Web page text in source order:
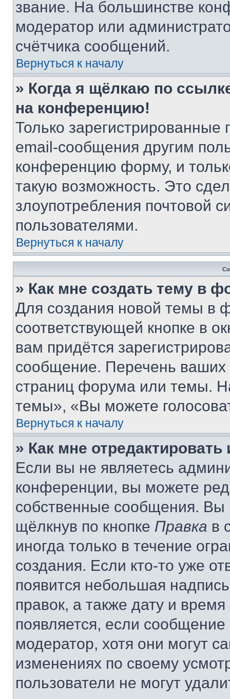
звание. На большинстве
модератор или
счётчика сообщений.
Вернуться к началу
» Когда я щёлкаю по
на конференцию!
Только зарегистрированные
email-сообщения другим
конференцию форму, и
такую возможность. Это
злоупотребления почтовой
пользователями.
Вернуться к началу
» Как мне создать тему в
Для создания новой темы в
соответствующей кнопке в
вам придётся
сообщение. Перечень ваших
страниц форума или темы.
темы», «Вы можете
Вернуться к началу
» Как мне
Если вы не являетесь
конференции, вы можете
собственные сообщения. Вы
щёлкнув по кнопке Правка в
иногда только в течение
создания. Если кто-то уже
появится небольшая
правок, а также дату и
появляется, если
модератор, хотя они могут
изменениях по своему
пользователи не могут